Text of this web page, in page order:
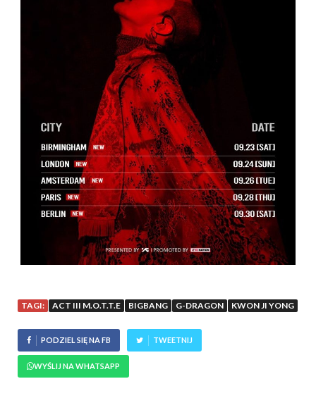
TAGI: ACT III M.O.T.T.E BIGBANG G-DRAGON KWON JI YONG
PODZIEL SIĘ NA FB TWEETNIJ
WYŚLIJ NA WHATSAPP